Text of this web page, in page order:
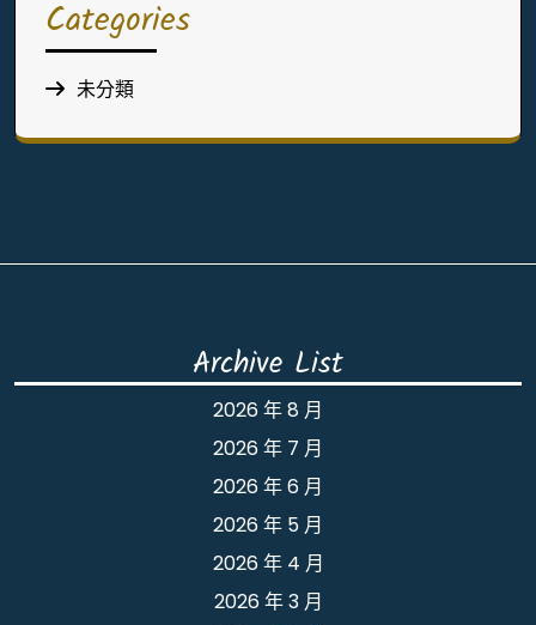
Categories
未分類
Archive List
2026 年 8 月
2026 年 7 月
2026 年 6 月
2026 年 5 月
2026 年 4 月
2026 年 3 月